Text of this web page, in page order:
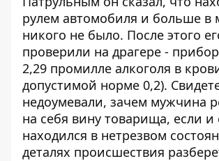
рулем автомобиля и больше в
никого не было. После этого
проверили на драгере -
2,29 промилле алкоголя в
допустимой норме 0,2).
недоумевали, зачем мужчина
на себя вину товарища, если и
находился в нетрезвом
деталях происшествия